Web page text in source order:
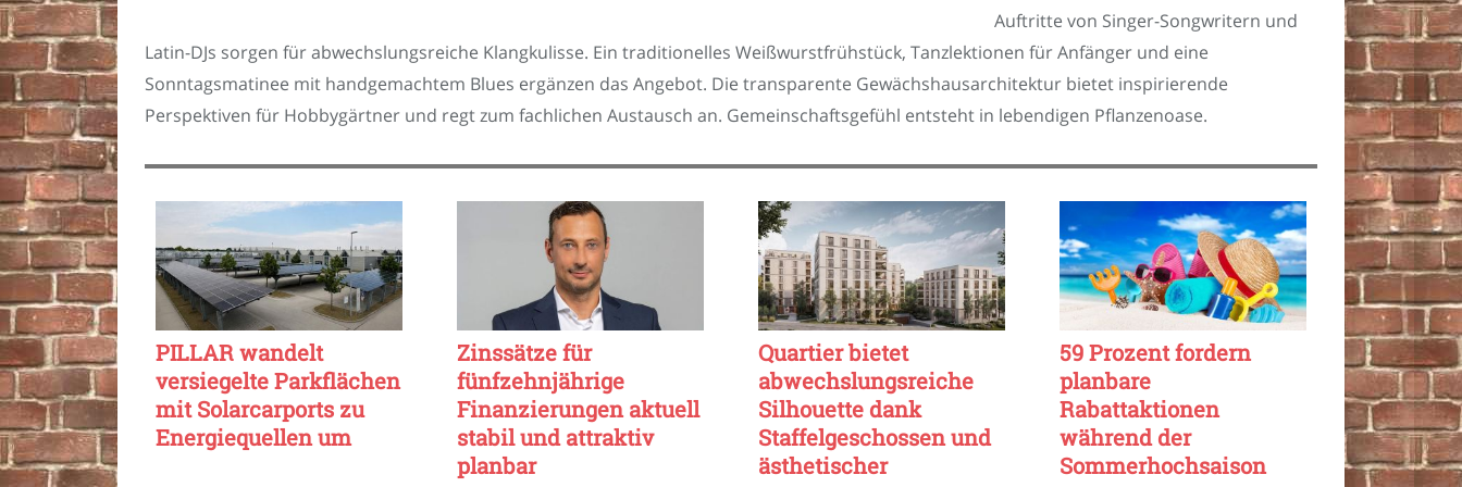
Auftritte von Singer-Songwritern und
Latin-DJs sorgen für abwechslungsreiche Klangkulisse. Ein traditionelles Weißwurstfrühstück, Tanzlektionen für Anfänger und eine
Sonntagsmatinee mit handgemachtem Blues ergänzen das Angebot. Die transparente Gewächshausarchitektur bietet inspirierende
Perspektiven für Hobbygärtner und regt zum fachlichen Austausch an. Gemeinschaftsgefühl entsteht in lebendigen Pflanzenoase.
PILLAR wandelt
versiegelte Parkflächen
mit Solarcarports zu
Energiequellen um
Zinssätze für
fünfzehnjährige
Finanzierungen aktuell
stabil und attraktiv
planbar
Quartier bietet
abwechslungsreiche
Silhouette dank
Staffelgeschossen und
ästhetischer
59 Prozent fordern
planbare
Rabattaktionen
während der
Sommerhochsaison